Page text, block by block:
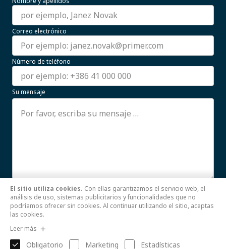
Correo electrónico
Número de teléfono
Su mensaje
Estoy de acuerdo con el uso de mis datos personales.
Leer más
El sitio utiliza cookies. Con ellas garantizamos el servicio web, el
análisis de uso, sistemas publicitarios y funcionalidades que no
podríamos ofrecer sin cookies. Al continuar utilizando el sitio, aceptas
las cookies.
Leer más
Obligatorio Marketing Estadísticas